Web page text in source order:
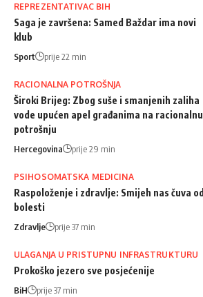
REPREZENTATIVAC BIH
Saga je završena: Samed Baždar ima novi
klub
Sport prije 22 min
RACIONALNA POTROŠNJA
Široki Brijeg: Zbog suše i smanjenih zaliha
vode upućen apel građanima na racionalnu
potrošnju
Hercegovina prije 29 min
PSIHOSOMATSKA MEDICINA
Raspoloženje i zdravlje: Smijeh nas čuva od
bolesti
Zdravlje prije 37 min
ULAGANJA U PRISTUPNU INFRASTRUKTURU
Prokoško jezero sve posjećenije
BiH prije 37 min